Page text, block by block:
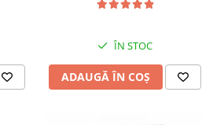
ÎN STOC
ADAUGĂ ÎN COȘ